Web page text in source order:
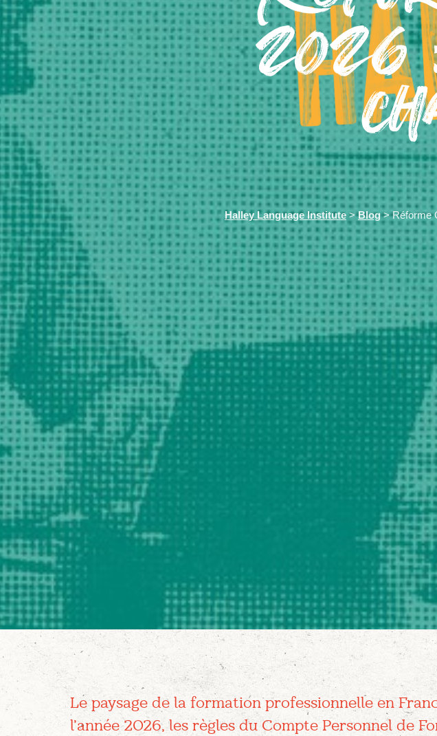
2026
Halley Language Institute >Blog> Réforme
Le paysage de la formation professionnelle en
l’année 2026, les règles du Compte Personnel de